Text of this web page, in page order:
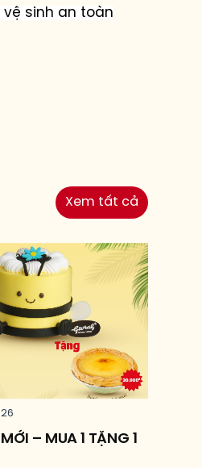
sinh an toàn
Xem tất cả
– MUA 1 TẶNG 1